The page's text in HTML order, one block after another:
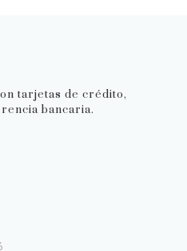
tarjetas de crédito,
bancaria.